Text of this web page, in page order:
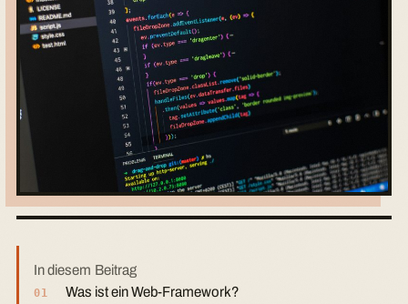
In diesem Beitrag
Was ist ein Web-Framework?